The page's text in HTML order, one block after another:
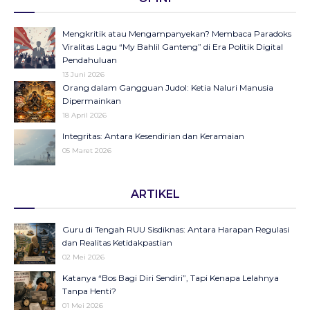
Mengkritik atau Mengampanyekan? Membaca Paradoks
Viralitas Lagu “My Bahlil Ganteng” di Era Politik Digital
Pendahuluan
13 Juni 2026
Orang dalam Gangguan Judol: Ketia Naluri Manusia
Dipermainkan
18 April 2026
Integritas: Antara Kesendirian dan Keramaian
05 Maret 2026
Panggung Radio Serta Podcast sebagai Seruan Kesehatan
23 Desember 2025
Objektifikasi di Balik Fenomena Akun ‘UIN WS Cantik’ dan
Makna Strategis dan Transformasi Hari Santri Nasional
22 Oktober 2025
ARTIKEL
Guru di Tengah RUU Sisdiknas: Antara Harapan Regulasi
dan Realitas Ketidakpastian
02 Mei 2026
Katanya “Bos Bagi Diri Sendiri”, Tapi Kenapa Lelahnya
Tanpa Henti?
01 Mei 2026